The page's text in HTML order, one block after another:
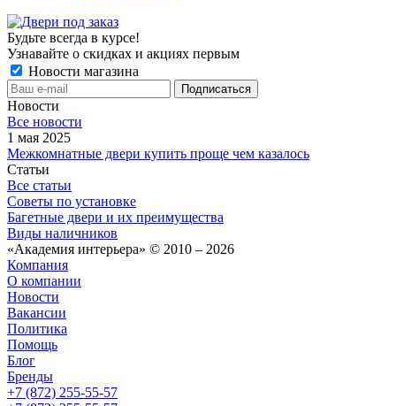
Будьте всегда в курсе!
Узнавайте о скидках и акциях первым
Новости магазина
Новости
Все новости
1 мая 2025
Межкомнатные двери купить проще чем казалось
Статьи
Все статьи
Советы по установке
Багетные двери и их преимущества
Виды наличников
«Академия интерьера» © 2010 – 2026
Компания
О компании
Новости
Вакансии
Политика
Помощь
Блог
Бренды
+7 (872) 255-55-57